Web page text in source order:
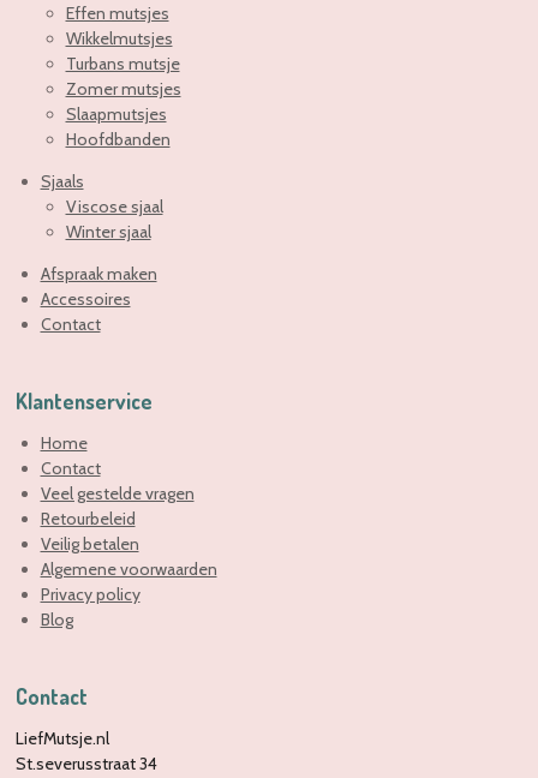
Effen mutsjes
Wikkelmutsjes
Turbans mutsje
Zomer mutsjes
Slaapmutsjes
Hoofdbanden
Sjaals
Viscose sjaal
Winter sjaal
Afspraak maken
Accessoires
Contact
Klantenservice
Home
Contact
Veel gestelde vragen
Retourbeleid
Veilig betalen
Algemene voorwaarden
Privacy policy
Blog
Contact
LiefMutsje.nl
St.severusstraat 34